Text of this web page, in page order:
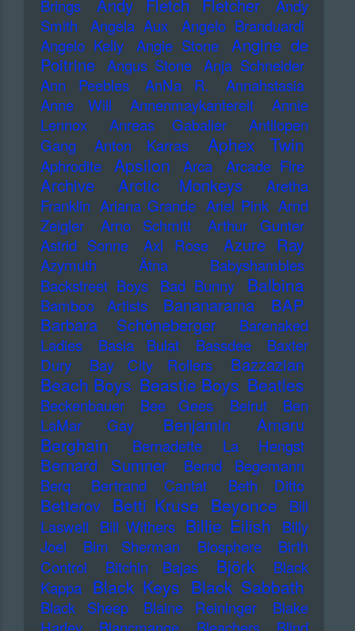
Brings
Andy Fletch Fletcher
Andy
Smith
Angela Aux
Angelo Branduardi
Angelo Kelly
Angie Stone
Angine de
Poitrine Angus Stone Anja Schneider
Ann Peebles
AnNa R.
Annahstasia
Anne Will
Annenmaykantereit
Annie
Lennox
Anreas Gabalier
Antilopen
Gang
Anton Karras Aphex Twin
Aphrodite Apsilon Arca Arcade Fire
Archive Arctic Monkeys
Aretha
Franklin Ariana Grande Ariel Pink Arnd
Zeigler
Arno Schmitt
Arthur Gunter
Astrid Sonne
Axl Rose Azure Ray
Azymuth Ätna
Babyshambles
Backstreet Boys
Bad Bunny Balbina
Bamboo Artists Bananarama
BAP
Barbara Schöneberger
Barenaked
Ladies
Basia Bulat Bassdee
Baxter
Dury
Bay City Rollers Bazzazian
Beach Boys Beastie Boys Beatles
Beckenbauer Bee Gees Beirut
Ben
LaMar Gay
Benjamin Amaru
Berghain Bernadette La Hengst
Bernard Sumner
Bernd Begemann
Berq
Bertrand Cantat Beth Ditto
Betterov Betti Kruse Beyonce
Bill
Laswell
Bill Withers Billie Eilish
Billy
Joel
Bim Sherman Biosphere
Birth
Control
Bitchin Bajas Björk
Black
Kappa Black Keys Black Sabbath
Black Sheep Blaine Reininger
Blake